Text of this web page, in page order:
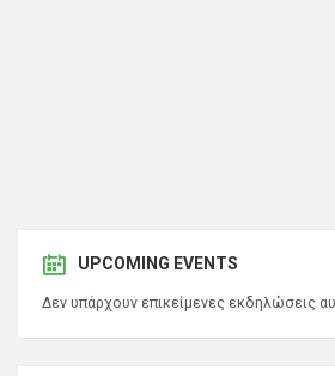
UPCOMING EVENTS
Δεν υπάρχουν επικείμενες εκδηλώσεις